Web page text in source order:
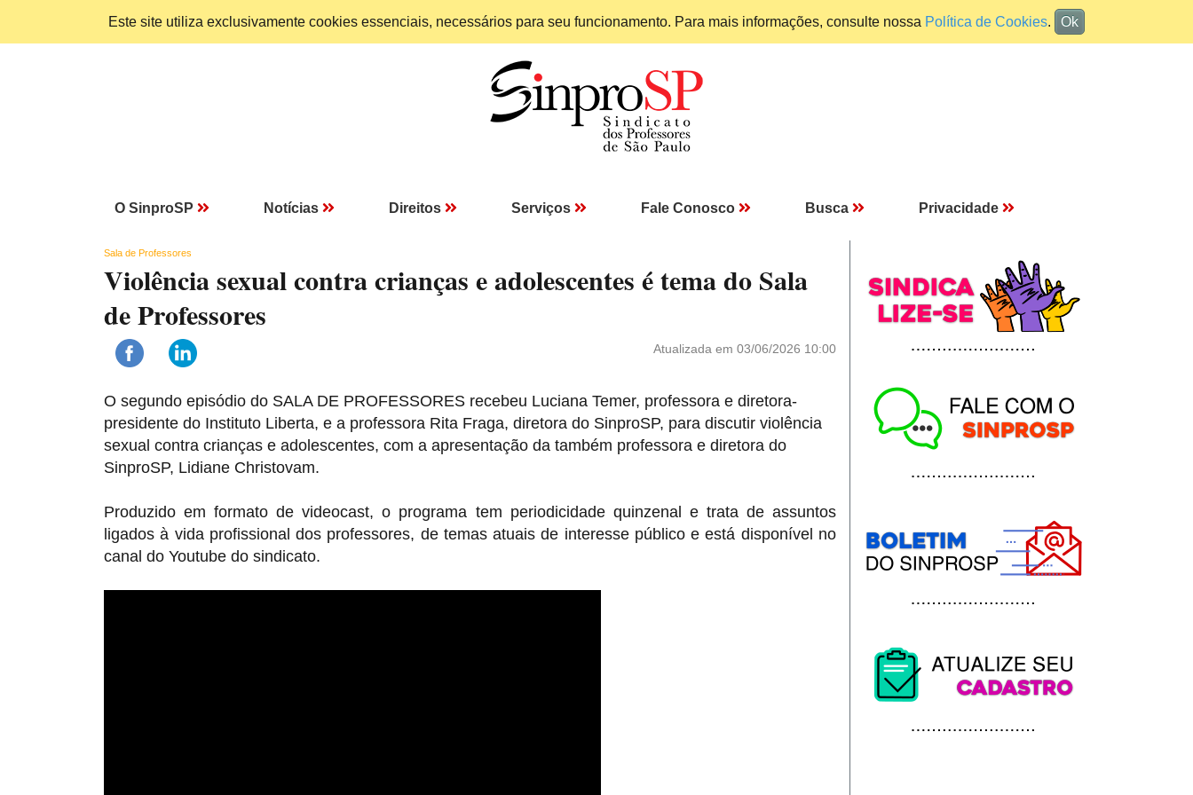
Este site utiliza exclusivamente cookies essenciais, necessários para seu funcionamento. Para mais informações, consulte nossa Política de Cookies. Ok
O SinproSP Notícias Direitos Serviços Fale Conosco Busca Privacidade
Sala de Professores
Violência sexual contra crianças e adolescentes é tema do Sala
de Professores
Atualizada em 03/06/2026 10:00
O segundo episódio do SALA DE PROFESSORES recebeu Luciana Temer, professora e diretora-
presidente do Instituto Liberta, e a professora Rita Fraga, diretora do SinproSP, para discutir violência
sexual contra crianças e adolescentes, com a apresentação da também professora e diretora do
SinproSP, Lidiane Christovam.
Produzido em formato de videocast, o programa tem periodicidade quinzenal e trata de assuntos
ligados à vida profissional dos professores, de temas atuais de interesse público e está disponível no
canal do Youtube do sindicato.